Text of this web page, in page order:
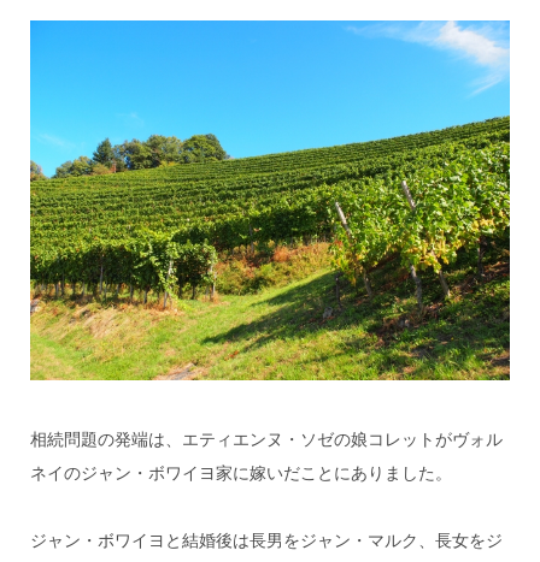
相続問題の発端は、エティエンヌ・ソゼの娘コレットがヴォル
ネイのジャン・ボワイヨ家に嫁いだことにありました。
ジャン・ボワイヨと結婚後は長男をジャン・マルク、長女をジ